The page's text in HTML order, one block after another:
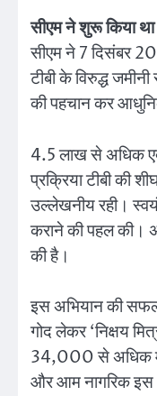
सीएम ने शुरू किया
सीएम ने 7 दिसंबर
टीबी के विरुद्ध
की पहचान कर
4.5 लाख से अधिक
प्रक्रिया टीबी की
उल्लेखनीय रही। स्वयं
कराने की पहल की।
की है।
इस अभियान की
गोद लेकर ‘निक्षय
34,000 से अधिक
और आम नागरिक इस